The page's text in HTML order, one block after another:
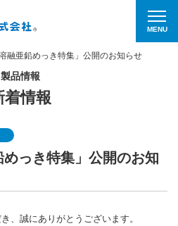
MENU
融亜鉛めっき特集」公開のお知らせ
製品情報
着情報
っき特集」公開のお知
、誠にありがとうございます。